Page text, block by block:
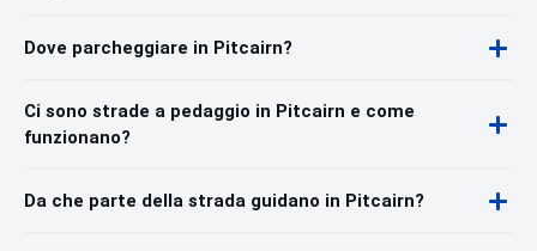
Dove parcheggiare in Pitcairn?
Ci sono strade a pedaggio in Pitcairn e come
funzionano?
Da che parte della strada guidano in Pitcairn?